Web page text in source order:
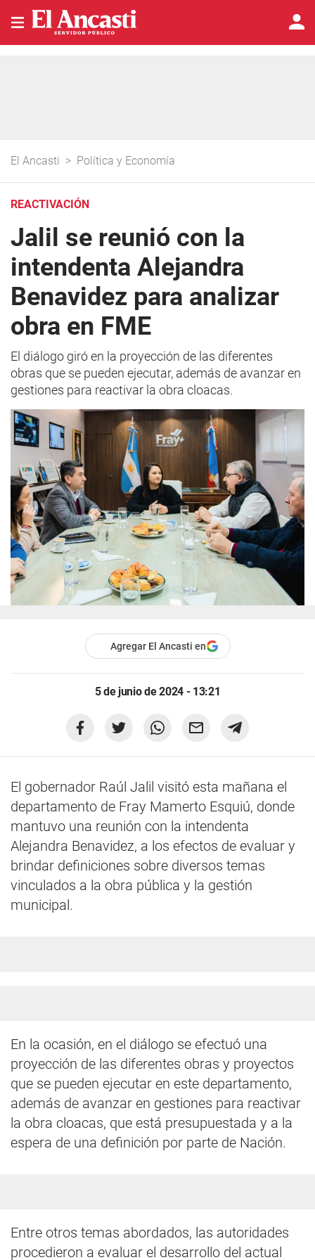
El Ancasti > Política y Economía
REACTIVACIÓN
Jalil se reunió con la
intendenta Alejandra
Benavidez para analizar
obra en FME
El diálogo giró en la proyección de las diferentes
obras que se pueden ejecutar, además de avanzar en
gestiones para reactivar la obra cloacas.
Agregar El Ancasti en
5 de junio de 2024 - 13:21
El gobernador Raúl Jalil visitó esta mañana el
departamento de Fray Mamerto Esquiú, donde
mantuvo una reunión con la intendenta
Alejandra Benavidez, a los efectos de evaluar y
brindar definiciones sobre diversos temas
vinculados a la obra pública y la gestión
municipal.
En la ocasión, en el diálogo se efectuó una
proyección de las diferentes obras y proyectos
que se pueden ejecutar en este departamento,
además de avanzar en gestiones para reactivar
la obra cloacas, que está presupuestada y a la
espera de una definición por parte de Nación.
Entre otros temas abordados, las autoridades
procedieron a evaluar el desarrollo del actual